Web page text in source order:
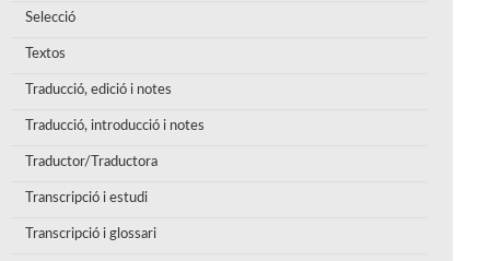
Selecció
Textos
Traducció, edició i notes
Traducció, introducció i notes
Traductor/Traductora
Transcripció i estudi
Transcripció i glossari